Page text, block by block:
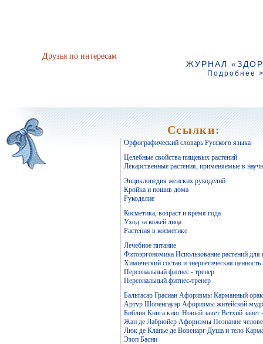
Друзья по интересам
ЖУРНАЛ
Подробнее
Ссылки:
Орфографический словарь Русского языка
Целебные свойства пищевых растений
Лекарственные растения, применяемые в
Энциклопедия женских рукоделий
Кройка и пошив дома
Рукоделие
Косметика, возраст и время года
Уход за кожей лица
Растения в косметике
Лечебное питание
Фитоэргономика Использование растений
Химический состав и энергетическая
Персональный фитнес - тренер
Персональный фитнес-тренер
Бальтасар Грасиан Афоризмы Карманный
Артур Шопенгауэр Афоризмы житейской
Библия Книга книг Новый завет Ветхий завет
Жан де Лабрюйер Афоризмы Познание
Люк де Клапье де Вовенарг Душа и тело
Эзоп Басни